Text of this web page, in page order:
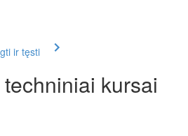
ir tęsti
kursai